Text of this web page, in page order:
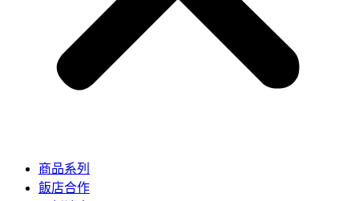
商品系列
飯店合作